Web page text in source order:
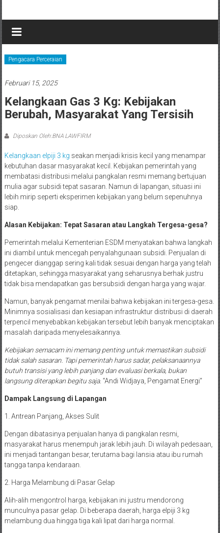
BNA
LAWFIRM
KANTOR
PENGACARA
DAN
Pengacara Perceraian
Februari 15, 2025
Kelangkaan Gas 3 Kg: Kebijakan
Berubah, Masyarakat Yang Tersisih
Diposkan Oleh:BNA LAWFIRM
Kelangkaan elpiji 3 kg seakan menjadi krisis kecil yang menampar
kebutuhan dasar masyarakat kecil. Kebijakan pemerintah yang
membatasi distribusi melalui pangkalan resmi memang bertujuan
mulia agar subsidi tepat sasaran. Namun di lapangan, situasi ini
lebih mirip seperti eksperimen kebijakan yang belum sepenuhnya
siap.
Alasan Kebijakan: Tepat Sasaran atau Langkah Tergesa-gesa?
Pemerintah melalui Kementerian ESDM menyatakan bahwa langkah
ini diambil untuk mencegah penyalahgunaan subsidi. Penjualan di
pengecer dianggap sering kali tidak sesuai dengan harga yang telah
ditetapkan, sehingga masyarakat yang seharusnya berhak justru
tidak bisa mendapatkan gas bersubsidi dengan harga yang wajar.
Namun, banyak pengamat menilai bahwa kebijakan ini tergesa-gesa.
Minimnya sosialisasi dan kesiapan infrastruktur distribusi di daerah
terpencil menyebabkan kebijakan tersebut lebih banyak menciptakan
masalah daripada menyelesaikannya.
Kebijakan semacam ini memang penting untuk memastikan subsidi
tidak salah sasaran. Tapi pemerintah harus sadar, pelaksanaannya
butuh transisi yang lebih panjang dan evaluasi berkala, bukan
langsung diterapkan begitu saja. “Andi Widjaya, Pengamat Energi”
Dampak Langsung di Lapangan
1. Antrean Panjang, Akses Sulit
Dengan dibatasinya penjualan hanya di pangkalan resmi,
masyarakat harus menempuh jarak lebih jauh. Di wilayah pedesaan,
ini menjadi tantangan besar, terutama bagi lansia atau ibu rumah
tangga tanpa kendaraan.
2. Harga Melambung di Pasar Gelap
Alih-alih mengontrol harga, kebijakan ini justru mendorong
munculnya pasar gelap. Di beberapa daerah, harga elpiji 3 kg
melambung dua hingga tiga kali lipat dari harga normal.